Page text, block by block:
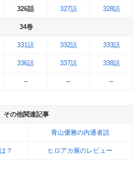
326話 327話 328話
34巻
331話 332話 333話
336話 337話 338話
– – –
その他関連記事
青山優雅の内通者説
？ ヒロアカ展のレビュー